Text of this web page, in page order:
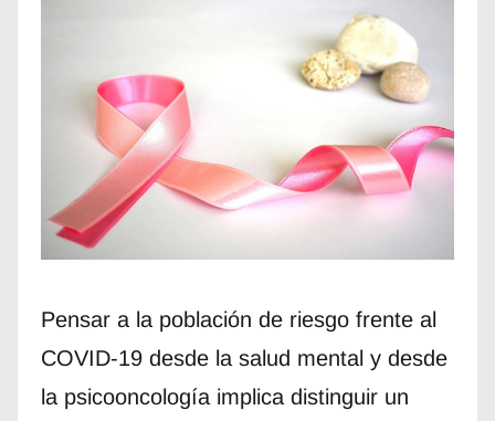
Pensar a la población de riesgo frente al
COVID-19 desde la salud mental y desde
la psicooncología implica distinguir un